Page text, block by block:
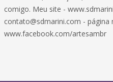
comigo. Meu site -
contato@sdmarini.com - página
www.facebook.com/artesambr